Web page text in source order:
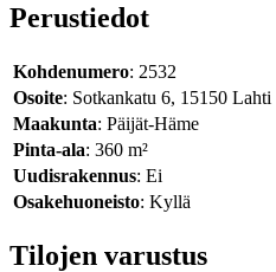
Perustiedot
Kohdenumero: 2532
Osoite: Sotkankatu 6, 15150 Lahti
Maakunta: Päijät-Häme
Pinta-ala: 360 m²
Uudisrakennus: Ei
Osakehuoneisto: Kyllä
Tilojen varustus